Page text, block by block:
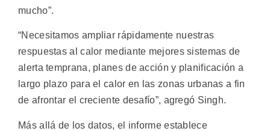
mucho”.
“Necesitamos ampliar rápidamente nuestras
respuestas al calor mediante mejores sistemas de
alerta temprana, planes de acción y planificación a
largo plazo para el calor en las zonas urbanas a fin
de afrontar el creciente desafío”, agregó Singh.
Más allá de los datos, el informe establece